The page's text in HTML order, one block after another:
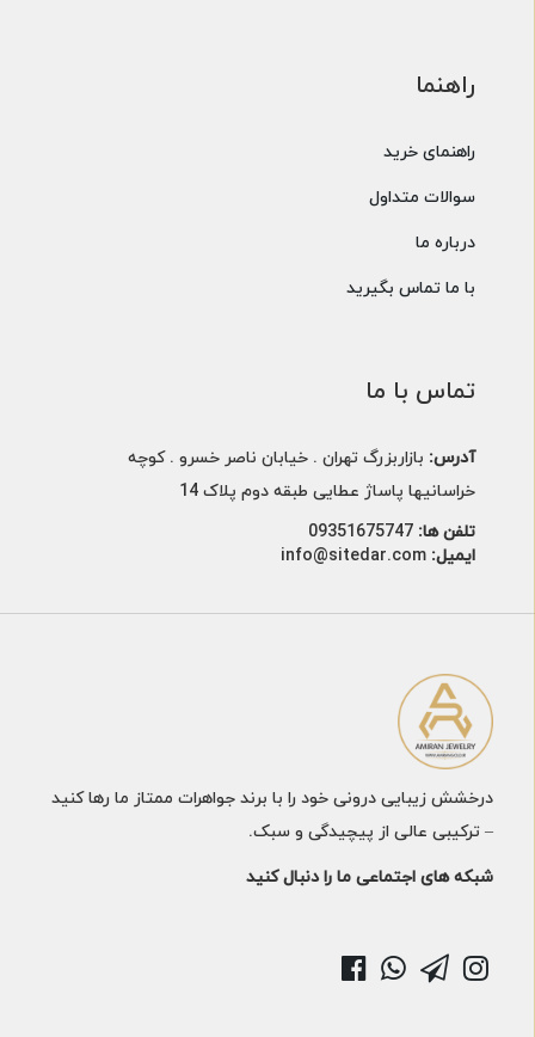
راهنما
راهنمای خرید
سوالات متداول
درباره ما
با ما تماس بگیرید
تماس با ما
آدرس: بازاربزرگ تهران . خیابان ناصر خسرو . کوچه
خراسانیها پاساژ عطایی طبقه دوم پلاک 14
تلفن ها: 09351675747
ایمیل: info@sitedar.com
درخشش زیبایی درونی خود را با برند جواهرات ممتاز ما رها کنید
– ترکیبی عالی از پیچیدگی و سبک.
شبکه های اجتماعی ما را دنبال کنید